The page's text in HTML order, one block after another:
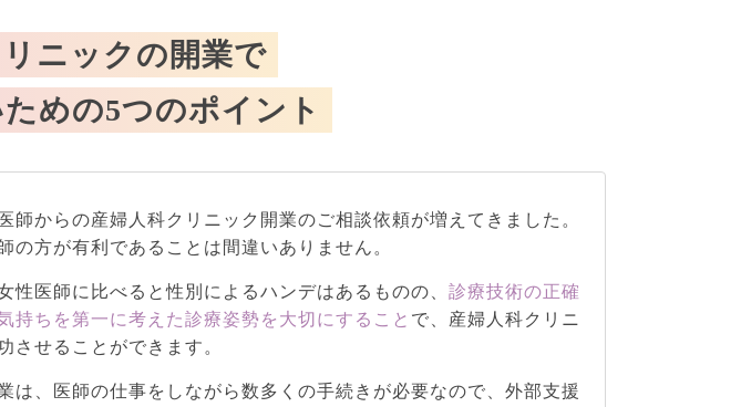
ニックの開業で
めの5つのポイント
師からの産婦人科クリニック開業のご相談依頼が増えてきました。
の方が有利であることは間違いありません。
性医師に比べると性別によるハンデはあるものの、 診療技術の正確
持ちを第一に考えた診療姿勢を大切にすること で、産婦人科クリニ
させることができます。
は、医師の仕事をしながら数多くの手続きが必要なので、外部支援